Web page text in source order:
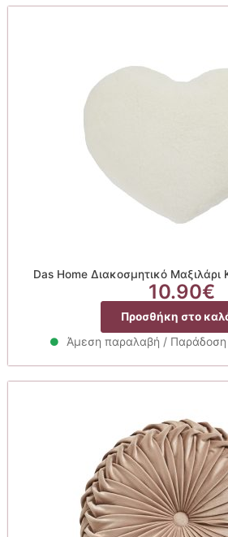
Das Home Διακοσμητικό
10.90€
Προσθήκη στο
Άμεση παραλαβή /